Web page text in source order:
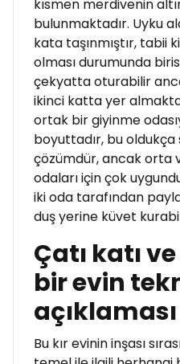
kısmen merdivenin
bulunmaktadır. Uyku
kata taşınmıştır, tabii
olması durumunda
çekyatta oturabilir
ikinci katta yer
ortak bir giyinme
boyuttadır, bu
çözümdür, ancak orta
odaları için çok
iki oda tarafından
duş yerine küvet
Çatı katı
bir evin
açıklaması
Bu kır evinin inşası